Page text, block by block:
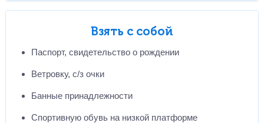
Взять с собой
Паспорт, свидетельство о рождении
Ветровку, с/з очки
Банные принадлежности
Спортивную обувь на низкой платформе